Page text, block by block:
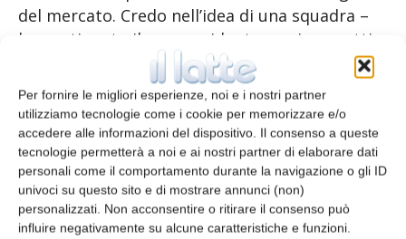
Per fornire le migliori esperienze, noi e i nostri partner
utilizziamo tecnologie come i cookie per memorizzare e/o
accedere alle informazioni del dispositivo. Il consenso a queste
tecnologie permetterà a noi e ai nostri partner di elaborare dati
personali come il comportamento durante la navigazione o gli ID
univoci su questo sito e di mostrare annunci (non)
personalizzati. Non acconsentire o ritirare il consenso può
influire negativamente su alcune caratteristiche e funzioni.
del mercato. Credo nell’idea di una squadra –
ha continuato il neopresidente – nei progetti
comuni e condivisi, credo nel rispetto delle
regole e nella divisione dei compiti. Per questo
motivo UnionAlimentari non chiude le porte a
nessuno e non lascia fuori nessuno. Tutte le
piccole e medie industrie alimentari sono
benvenute. Lavoriamo tutti per un unico
obiettivo, siamo tutti dalla stessa parte,
quindi lavoriamo per un progetto comune.